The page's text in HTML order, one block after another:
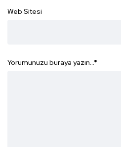
Web Sitesi
Yorumunuzu buraya yazın...*